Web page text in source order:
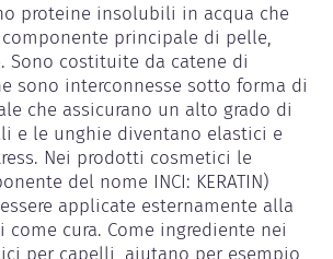
proteine insolubili in acqua che
principale di pelle,
Sono costituite da catene di
sono interconnesse sotto forma di
che assicurano un alto grado di
e le unghie diventano elastici e
Nei prodotti cosmetici le
del nome INCI: KERATIN)
applicate esternamente alla
cura. Come ingrediente nei
per capelli, aiutano per esempio